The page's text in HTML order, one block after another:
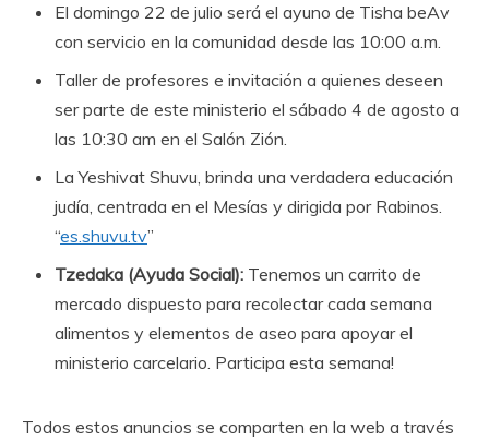
El domingo 22 de julio será el ayuno de Tisha beAv
con servicio en la comunidad desde las 10:00 a.m.
Taller de profesores e invitación a quienes deseen
ser parte de este ministerio el sábado 4 de agosto a
las 10:30 am en el Salón Zión.
La Yeshivat Shuvu, brinda una verdadera educación
judía, centrada en el Mesías y dirigida por Rabinos.
“es.shuvu.tv”
Tzedaka (Ayuda Social): Tenemos un carrito de
mercado dispuesto para recolectar cada semana
alimentos y elementos de aseo para apoyar el
ministerio carcelario. Participa esta semana!
Todos estos anuncios se comparten en la web a través